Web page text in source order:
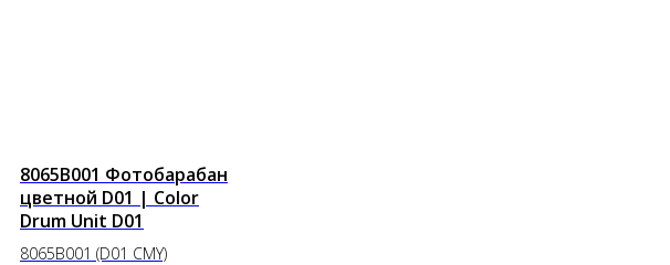
8065B001 Фотобарабан
цветной D01 | Color
Drum Unit D01
8065B001 (D01 CMY)